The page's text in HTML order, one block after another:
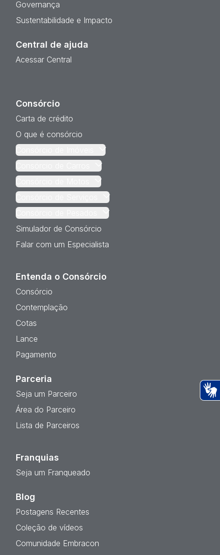
Governança
Sustentabilidade e Impacto
Central de ajuda
Acessar Central
Consórcio
Carta de crédito
O que é consórcio
Consórcio de Imóveis
Consórcio de Carros
Consórcio de Motos
Consórcio de Serviços
Consórcio de Pesados
Simulador de Consórcio
Falar com um Especialista
Entenda o Consórcio
Consórcio
Contemplação
Cotas
Lance
Pagamento
Parceria
Seja um Parceiro
Área do Parceiro
Lista de Parceiros
Franquias
Seja um Franqueado
Blog
Postagens Recentes
Coleção de vídeos
Comunidade Embracon